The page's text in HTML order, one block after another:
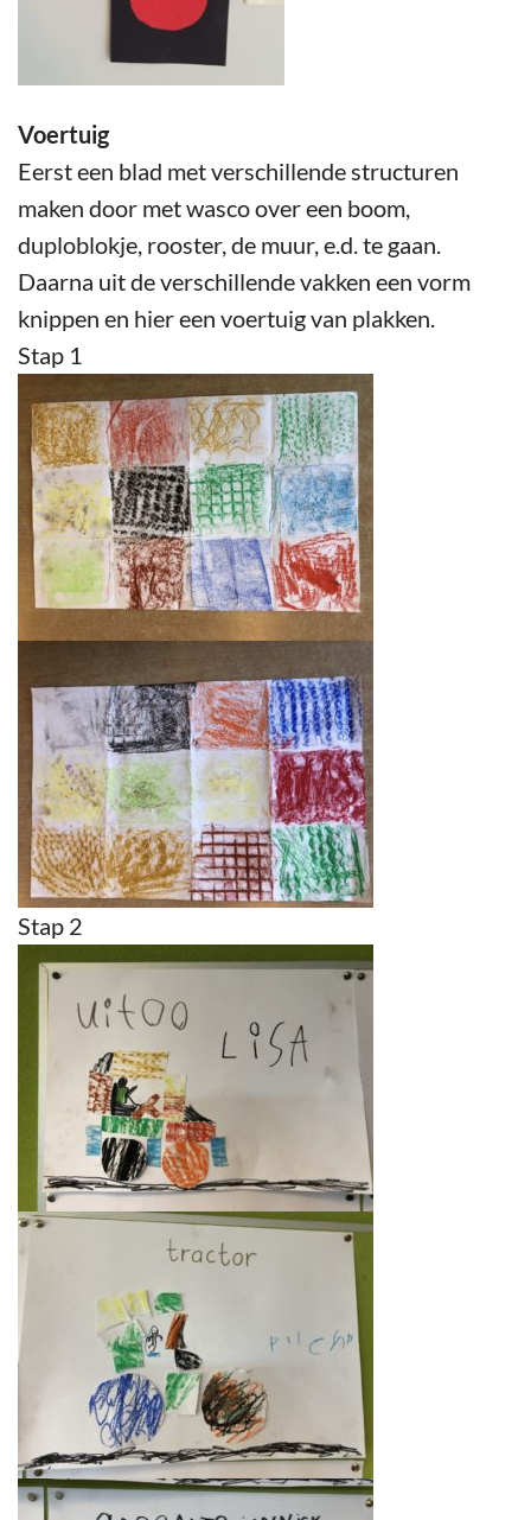
Voertuig
Eerst een blad met verschillende structuren
maken door met wasco over een boom,
duploblokje, rooster, de muur, e.d. te gaan.
Daarna uit de verschillende vakken een vorm
knippen en hier een voertuig van plakken.
Stap 1
Stap 2